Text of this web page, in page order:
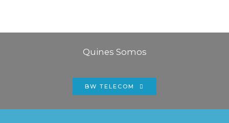
Quines Somos
BW TELECOM